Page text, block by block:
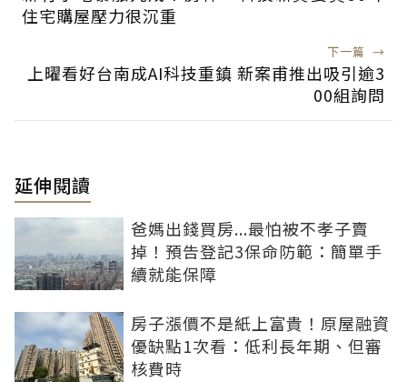
住宅購屋壓力很沉重
下一篇 →
上曜看好台南成AI科技重鎮 新案甫推出吸引逾3
00組詢問
延伸閱讀
爸媽出錢買房...最怕被不孝子賣
掉！預告登記3保命防範：簡單手
續就能保障
房子漲價不是紙上富貴！原屋融資
優缺點1次看：低利長年期、但審
核費時